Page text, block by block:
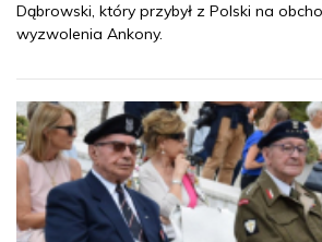
Dąbrowski, który przybył z Polski na
wyzwolenia Ankony.